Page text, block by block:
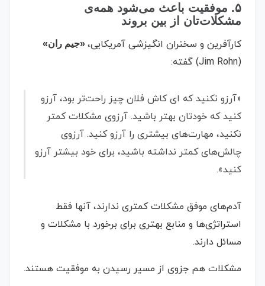
۵. موفقیت باعث می‌شود همه‌ی
مشکلات‌تان از بین بروند
کارآفرین و سخنران انگیزشی آمریکایی، «جیم ران»
(Jim Rohn) گفته:
«آرزو نکنید که ای‌ کاش فلان چیز راحت‌تر بود، آرزو
کنید که خودتان بهتر باشید. آرزوی مشکلات کمتر
نکنید، مهارت‌های بیشتری را آرزو کنید. آرزوی
چالش‌های کمتر نداشته باشید، برای خود بیشتر آرزو
کنید».
آدم‌های موفق مشکلات کمتری ندارند، آنها فقط
استراتژی‌ها و منابع بهتری برای برخورد با مشکلات و
مسائل دارند.
مشکلات هم جزوی از مسیر رسیدن به موفقیت هستند.